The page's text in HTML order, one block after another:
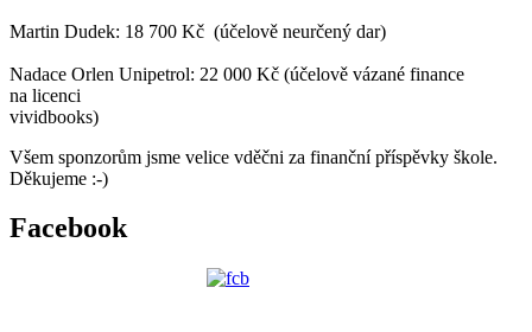
Martin Dudek: 18 700 Kč (účelově neurčený dar)
Nadace Orlen Unipetrol: 22 000 Kč (účelově vázané finance
na licenci
vividbooks)
Všem sponzorům jsme velice vděčni za finanční příspěvky škole.
Děkujeme :-)
Facebook